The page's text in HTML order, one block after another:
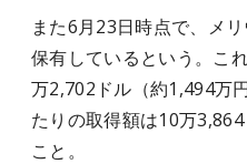
また6月23日時点で、メ
保有しているという。こ
万2,702ドル（約1,494万
たりの取得額は10万
こと。